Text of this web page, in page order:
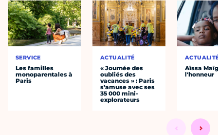
SERVICE
Les familles
monoparentales à
Paris
ACTUALITÉ
« Journée des
oubliés des
vacances » : Paris
s’amuse avec ses
35 000 mini-
explorateurs
Aïssa
l'honneur